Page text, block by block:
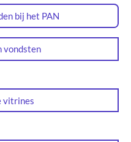
bij het PAN
vondsten
vitrines